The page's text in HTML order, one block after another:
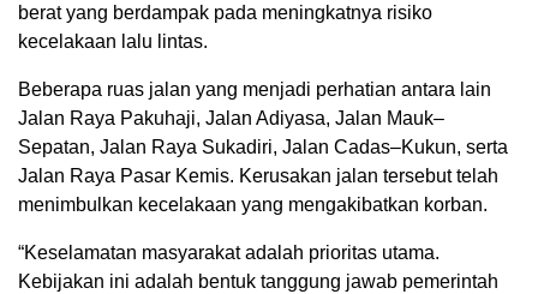
berat yang berdampak pada meningkatnya risiko
kecelakaan lalu lintas.
Beberapa ruas jalan yang menjadi perhatian antara lain
Jalan Raya Pakuhaji, Jalan Adiyasa, Jalan Mauk–
Sepatan, Jalan Raya Sukadiri, Jalan Cadas–Kukun, serta
Jalan Raya Pasar Kemis. Kerusakan jalan tersebut telah
menimbulkan kecelakaan yang mengakibatkan korban.
“Keselamatan masyarakat adalah prioritas utama.
Kebijakan ini adalah bentuk tanggung jawab pemerintah